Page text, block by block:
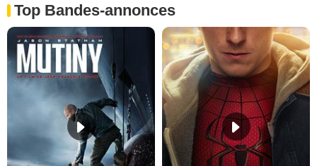
Top Bandes-annonces